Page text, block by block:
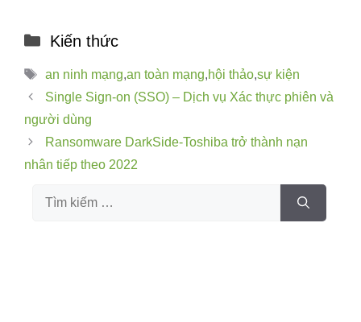
Kiến thức
an ninh mạng,an toàn mạng,hội thảo,sự kiện
Single Sign-on (SSO) – Dịch vụ Xác thực phiên và
người dùng
Ransomware DarkSide-Toshiba trở thành nạn
nhân tiếp theo 2022